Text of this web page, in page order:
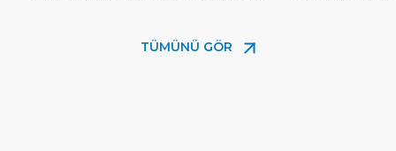
Türkiye’de en fazla kruvaziyer gemi
TÜMÜNÜ GÖR